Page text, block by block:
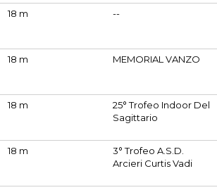
18 m --
18 m MEMORIAL VANZO
18 m
25° Trofeo Indoor Del
Sagittario
18 m
3° Trofeo A.S.D.
Arcieri Curtis Vadi